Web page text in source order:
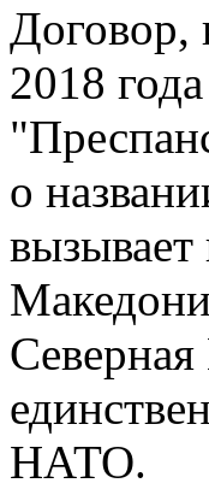
Договор,
2018
о
НАТО.